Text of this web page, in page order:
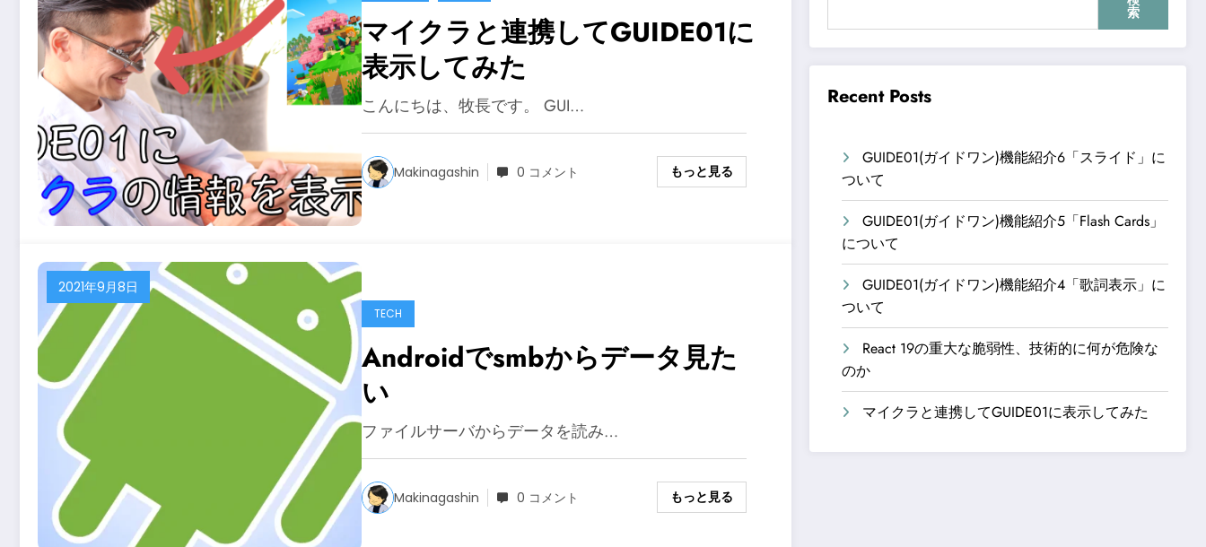
マイクラと連携してGUIDE01に
表示してみた
こんにちは、牧長です。 GUI…
Makinagashin 0 コメント もっと見る
2021年9月8日
TECH
Androidでsmbからデータ見た
い
ファイルサーバからデータを読み…
Makinagashin 0 コメント もっと見る
索
Recent Posts
GUIDE01(ガイドワン)機能紹介6「スライド」に
ついて
GUIDE01(ガイドワン)機能紹介5「Flash Cards」
について
GUIDE01(ガイドワン)機能紹介4「歌詞表示」に
ついて
React 19の重大な脆弱性、技術的に何が危険な
のか
マイクラと連携してGUIDE01に表示してみた